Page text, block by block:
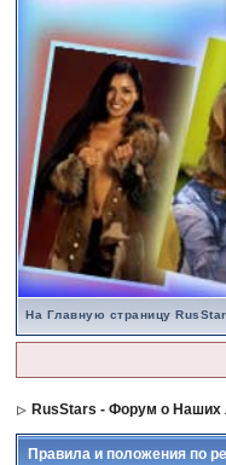
На Главную страницу
RusStars - Форум о Наших
Правила и положения по